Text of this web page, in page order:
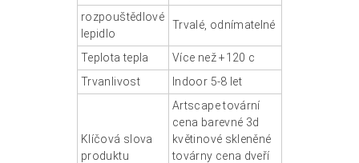
rozpouštědlové
lepidlo
Trvalé, odnímatelné
Teplota tepla
Více než +120 c
Trvanlivost
Indoor 5-8 let
Klíčová slova
produktu
Artscape tovární
cena barevné 3d
květinové skleněné
továrny cena dveří